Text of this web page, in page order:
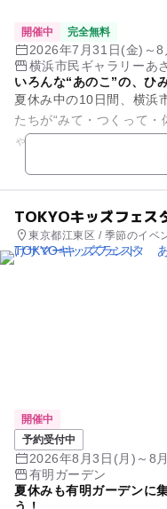
開催中 完全無料
2026年7月31日(金)～
横浜市民ギャラリーあ
いろんな“あのこ”の、ひ
夏休み中の10日間、横浜
たちが“みて・つくって
ゃらりぃ」を開催します
ティストの作品にふれな
TOKYOキッズフェ
東京都江東区 / 季節のイベ
ト
開催中
予約受付中
2026年8月3日(月)～8
有明ガーデン
夏休みも有明ガーデンに